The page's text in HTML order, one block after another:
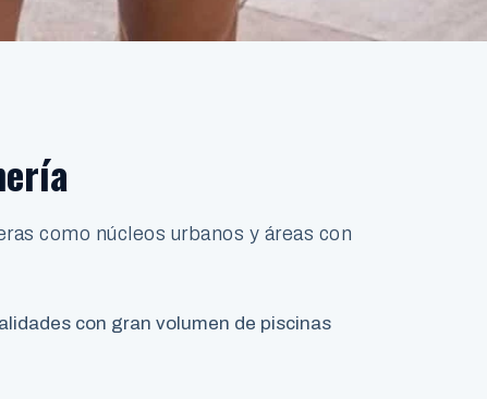
como núcleos urbanos y áreas con
con gran volumen de piscinas